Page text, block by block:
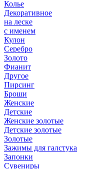
Колье
Декоративное
на леске
с именем
Кулон
Серебро
Золото
Фианит
Другое
Пирсинг
Броши
Женские
Детские
Женские золотые
Детские золотые
Золотые
Зажимы для галстука
Запонки
Сувениры